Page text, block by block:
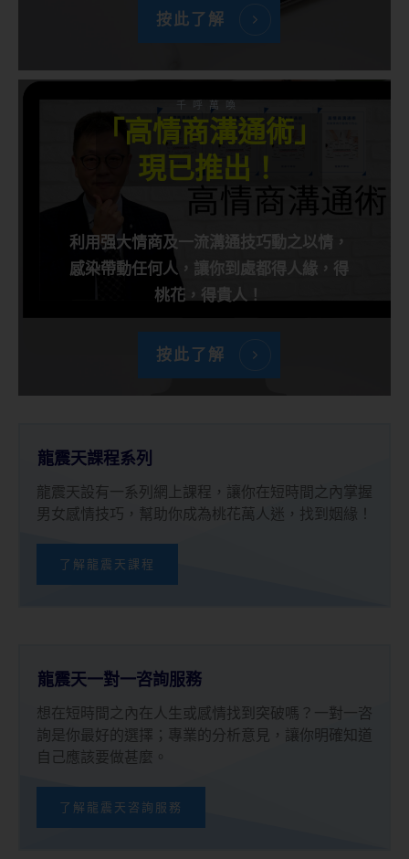
按此了解
千呼萬喚
「高情商溝通術」
現已推出！
利用强大情商及一流溝通技巧動之以情，
感染帶動任何人，讓你到處都得人緣，得
桃花，得貴人！
按此了解
龍震天課程系列
龍震天設有一系列網上課程，讓你在短時間之內掌握
男女感情技巧，幫助你成為桃花萬人迷，找到姻緣！
了解龍震天課程
龍震天一對一咨詢服務
想在短時間之內在人生或感情找到突破嗎？一對一咨
詢是你最好的選擇；專業的分析意見，讓你明確知道
自己應該要做甚麼。
了解龍震天咨詢服務